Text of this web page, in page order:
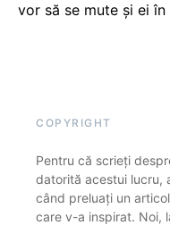
vor să se mute și ei
COPYRIGHT
Pentru că scrieți
datorită acestui lucru,
când preluați un
care v-a inspirat. Noi,